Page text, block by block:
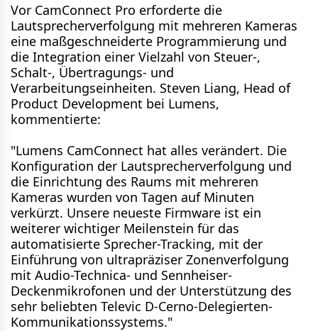
Vor CamConnect Pro erforderte die
Lautsprecherverfolgung mit mehreren Kameras
eine maßgeschneiderte Programmierung und
die Integration einer Vielzahl von Steuer-,
Schalt-, Übertragungs- und
Verarbeitungseinheiten. Steven Liang, Head of
Product Development bei Lumens,
kommentierte:
"Lumens CamConnect hat alles verändert. Die
Konfiguration der Lautsprecherverfolgung und
die Einrichtung des Raums mit mehreren
Kameras wurden von Tagen auf Minuten
verkürzt. Unsere neueste Firmware ist ein
weiterer wichtiger Meilenstein für das
automatisierte Sprecher-Tracking, mit der
Einführung von ultrapräziser Zonenverfolgung
mit Audio-Technica- und Sennheiser-
Deckenmikrofonen und der Unterstützung des
sehr beliebten Televic D-Cerno-Delegierten-
Kommunikationssystems."